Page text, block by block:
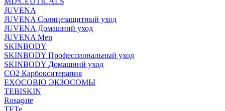
JUVENA
JUVENA Солнцезащитный уход
JUVENA Домашний уход
JUVENA Men
SKINBODY
SKINBODY Профессиональный уход
SKINBODY Домашний уход
CO2 Карбокситерапия
EXOCOBIO ЭКЗОСОМЫ
TEBISKIN
Rosagate
TETe